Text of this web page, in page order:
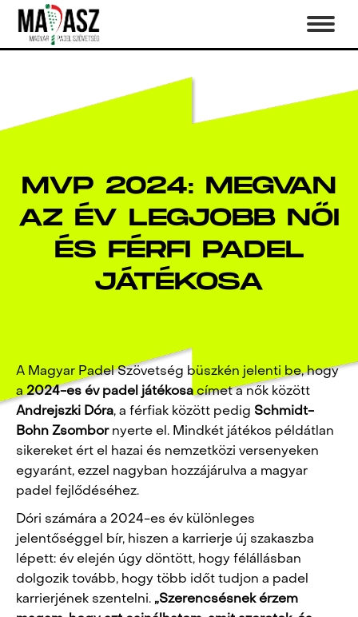
MVP 2024: MEGVAN
AZ ÉV LEGJOBB NŐI
ÉS FÉRFI PADEL
JÁTÉKOSA
A Magyar Padel Szövetség büszkén jelenti be, hogy
a2024-es év padel játékosacímet a nők között
Andrejszki Dóra, a férfiak között pedig Schmidt-
Bohn Zsombor nyerte el. Mindkét játékos példátlan
sikereket ért el hazai és nemzetközi versenyeken
egyaránt, ezzel nagyban hozzájárulva a magyar
padel fejlődéséhez.
Dóri számára a 2024-es év különleges
jelentőséggel bír, hiszen a karrierje új szakaszba
lépett: év elején úgy döntött, hogy félállásban
dolgozik tovább, hogy több időt tudjon a padel
karrierjének szentelni. „Szerencsésnek érzem